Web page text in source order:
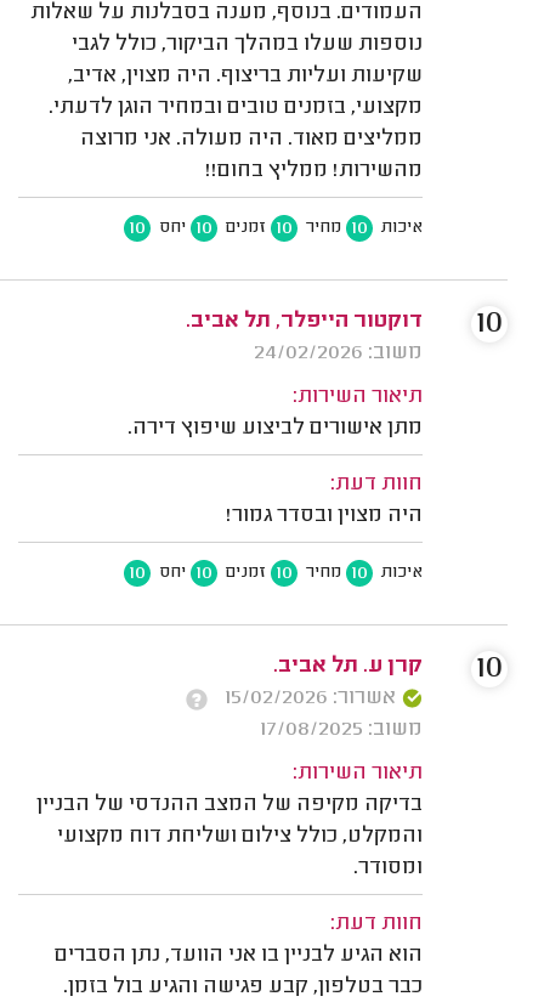
העמודים. בנוסף, מענה בסבלנות על שאלות
נוספות שעלו במהלך הביקור, כולל לגבי
שקיעות ועליות בריצוף. היה מצוין, אדיב,
מקצועי, בזמנים טובים ובמחיר הוגן לדעתי.
ממליצים מאוד. היה מעולה. אני מרוצה
מהשירות! ממליץ בחום!!
איכות 10 מחיר 10 זמנים 10 יחס 10
דוקטור הייפלר, תל אביב.
משוב: 24/02/2026
תיאור השירות:
מתן אישורים לביצוע שיפוץ דירה.
חוות דעת:
היה מצוין ובסדר גמור!
איכות 10 מחיר 10 זמנים 10 יחס 10
10
קרן ע. תל אביב.
אשרור: 15/02/2026
משוב: 17/08/2025
תיאור השירות:
בדיקה מקיפה של המצב ההנדסי של הבניין
והמקלט, כולל צילום ושליחת דוח מקצועי
ומסודר.
חוות דעת:
הוא הגיע לבניין בו אני הוועד, נתן הסברים
כבר בטלפון, קבע פגישה והגיע בול בזמן.
10